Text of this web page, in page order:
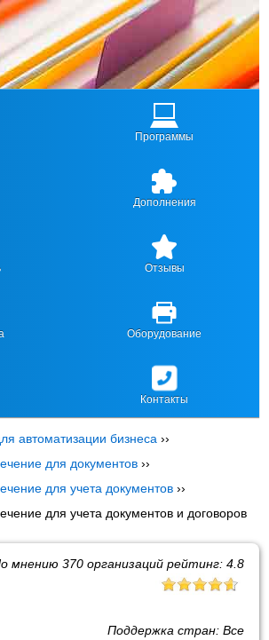
Программы
Дополнения
Отзывы
Оборудование
Контакты
автоматизации бизнеса ››
для документов ››
для учета документов ››
для учета документов и договоров
мнению 370организаций рейтинг: 4.8
Поддержка стран: Все